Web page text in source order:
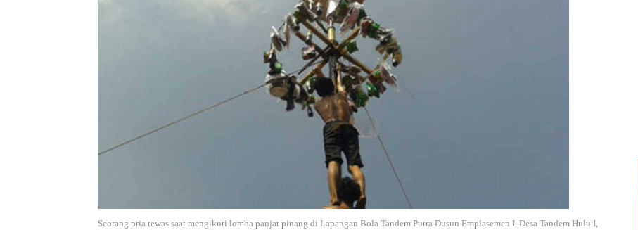
Seorang pria tewas saat mengikuti lomba panjat pinang di Lapangan Bola Tandem Putra Dusun Emplasemen I, Desa Tandem Hulu I,